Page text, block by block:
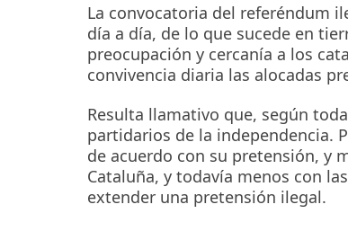
La convocatoria del referéndum
día a día, de lo que sucede en
preocupación y cercanía a los
convivencia diaria las alocadas
Resulta llamativo que, según
partidarios de la independencia.
de acuerdo con su pretensión, y
Cataluña, y todavía menos con
extender una pretensión ilegal.